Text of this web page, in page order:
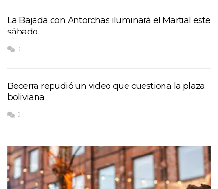
La Bajada con Antorchas iluminará el Martial este
sábado
0
Becerra repudió un video que cuestiona la plaza
boliviana
0